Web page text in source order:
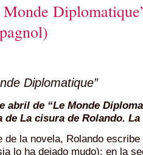
Diplomatique”
abril de “Le Monde
de La cisura de Rolando. La
de la novela, Rolando escribe
lo ha dejado mudo); en la